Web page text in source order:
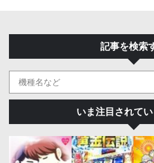
記事を検索
いま注目されて